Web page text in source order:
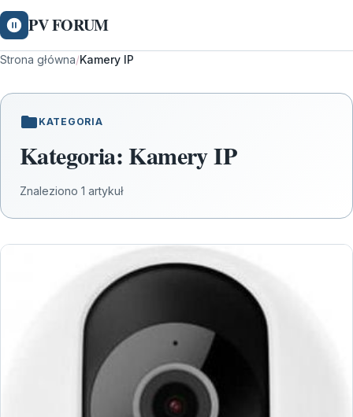
PV FORUM
Strona główna/Kamery IP
KATEGORIA
Kategoria: Kamery IP
Znaleziono 1 artykuł